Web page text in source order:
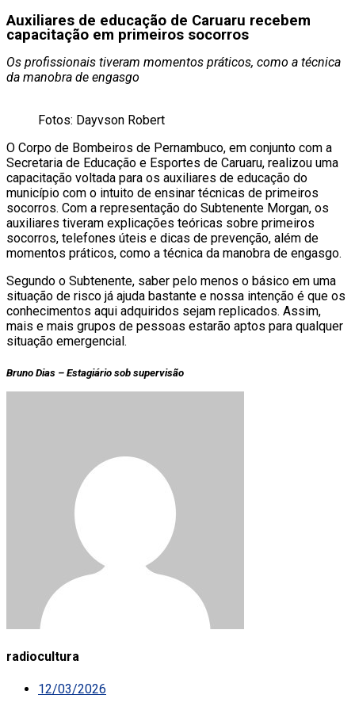
Auxiliares de educação de Caruaru recebem
capacitação em primeiros socorros
Os profissionais tiveram momentos práticos, como a técnica
da manobra de engasgo
Fotos: Dayvson Robert
O Corpo de Bombeiros de Pernambuco, em conjunto com a
Secretaria de Educação e Esportes de Caruaru, realizou uma
capacitação voltada para os auxiliares de educação do
município com o intuito de ensinar técnicas de primeiros
socorros. Com a representação do Subtenente Morgan, os
auxiliares tiveram explicações teóricas sobre primeiros
socorros, telefones úteis e dicas de prevenção, além de
momentos práticos, como a técnica da manobra de engasgo.
Segundo o Subtenente, saber pelo menos o básico em uma
situação de risco já ajuda bastante e nossa intenção é que os
conhecimentos aqui adquiridos sejam replicados. Assim,
mais e mais grupos de pessoas estarão aptos para qualquer
situação emergencial.
Bruno Dias – Estagiário sob supervisão
radiocultura
12/03/2026